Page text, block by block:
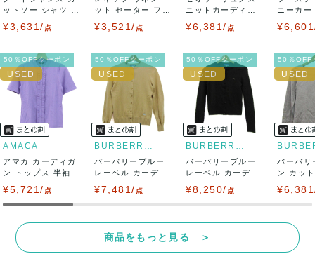
ットソー シャツ 半
¥3,631/ 点
ット セーター フレ
¥3,521/ 点
ニットカーディガ
¥6,381/ 点
ニーカ
50％OFFクーポン
AMACA
アマカ カーディガ
ン トップス 半袖
¥5,721/ 点
50％OFFクーポン
BURBERRY BLUE LABEL
バーバリーブルー
レーベル カーディ
¥7,481/ 点
50％OFFクーポン
BURBERRY BLUE LABEL
バーバリーブルー
レーベル カーディ
¥8,250/ 点
50％OFF
バーバリ
ン カッ
商品をもっと見る ＞